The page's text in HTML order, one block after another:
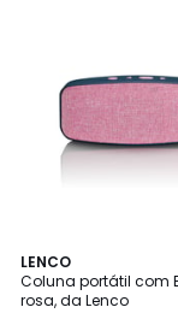
LENCO
Coluna portátil com
rosa, da Lenco